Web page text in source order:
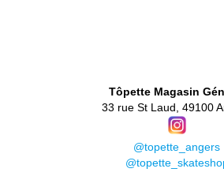
Tôpette Magasin
33 rue St Laud, 49100
@topette_angers